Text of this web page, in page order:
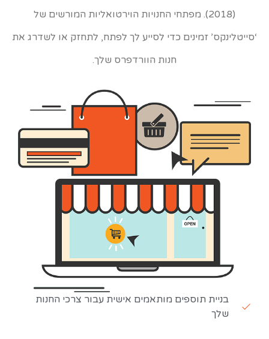
(2018). מפתחי החנויות הוירטואליות המורשים של
‘סייטלינקס’ זמינים כדי לסייע לך לפתח, לתחזק או לשדרג את
חנות הוורדפרס שלך.
בניית תוספים מותאמים אישית עבור צרכי החנות
שלך